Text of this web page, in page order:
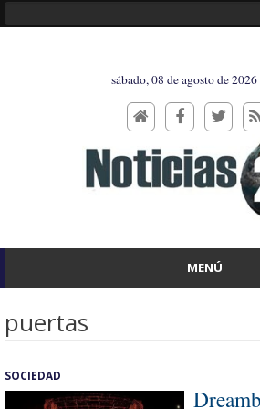
sábado, 08 de agosto de 2026
MENÚ
puertas
SOCIEDAD